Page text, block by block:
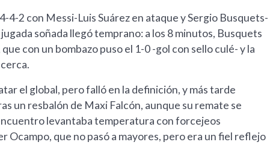
4-2 con Messi-Luis Suárez en ataque y Sergio Busquets-
soñada llegó temprano: a los 8 minutos, Busquets
con un bombazo puso el 1-0 -gol con sello culé- y la
el global, pero falló en la definición, y más tarde
un resbalón de Maxi Falcón, aunque su remate se
levantaba temperatura con forcejeos
que no pasó a mayores, pero era un fiel reflejo